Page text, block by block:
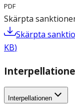
PDF
Skärpta
Skärpta
KB)
Interpellationen